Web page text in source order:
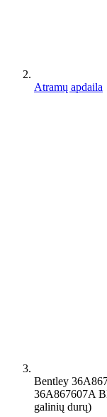
Atramų apdaila
Bentley
36A867607A
galinių durų)